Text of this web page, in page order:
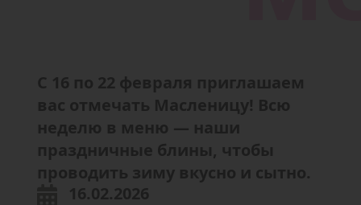
С 16 по 22 февраля приглашаем
вас отмечать Масленицу! Всю
неделю в меню — наши
праздничные блины, чтобы
проводить зиму вкусно и сытно.
16.02.2026